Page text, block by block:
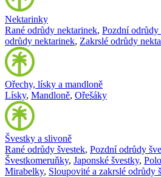
Nektarinky
Rané odrůdy nektarinek, Pozdní odrůdy
odrůdy nektarinek, Zakrslé odrůdy
Ořechy, lísky a mandloně
Lísky, Mandloně, Ořešáky
Švestky a slivoně
Rané odrůdy švestek, Pozdní odrůdy
Švestkomeruňky, Japonské švestky,
Mirabelky, Sloupovité a zakrslé odrůdy